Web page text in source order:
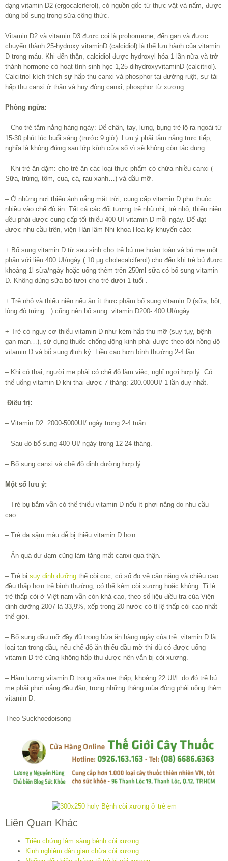
dạng vitamin D2 (ergocalciferol), có nguồn gốc từ thực vật và nấm, được
dùng bổ sung trong sữa công thức.
Vitamin D2 và vitamin D3 được coi là prohormone, đến gan và được
chuyển thành 25-hydroxy vitaminD (calcidiol) là thể lưu hành của vitamin
D trong máu. Khi đến thận, calcidiol được hydroxyl hóa 1 lần nữa và trở
thành hormone có hoạt tính sinh học 1,25-dihydroxyvitaminD (calcitriol).
Calcitriol kích thích sự hấp thu canxi và phosphor tại đường ruột, sự tái
hấp thu canxi ở thận và huy động canxi, phosphor từ xương.
Phòng ngừa:
– Cho trẻ tắm nắng hàng ngày: Để chân, tay, lưng, bụng trẻ lộ ra ngoài từ
15-30 phút lúc buổi sáng (trước 9 giờ). Lưu ý phải tắm nắng trực tiếp,
nghĩa là không đứng sau lớp kính cửa sổ vì sẽ không còn tác dụng.
– Khi trẻ ăn dặm: cho trẻ ăn các loại thực phẩm có chứa nhiều canxi (
Sữa, trứng, tôm, cua, cá, rau xanh…) và dầu mỡ.
– Ở những nơi thiếu ánh nắng mặt trời, cung cấp vitamin D phụ thuộc
nhiều vào chế độ ăn. Tất cả các đối tượng trẻ nhũ nhi, trẻ nhỏ, thiếu niên
đều phải được cung cấp tối thiểu 400 UI vitamin D mỗi ngày. Để đạt
được nhu cầu trên, viện Hàn lâm Nhi khoa Hoa kỳ khuyến cáo:
+ Bổ sung vitamin D từ sau sinh cho trẻ bú mẹ hoàn toàn và bú mẹ một
phần với liều 400 UI/ngày ( 10 µg cholecalciferol) cho đến khi trẻ bú được
khoảng 1l sữa/ngày hoặc uống thêm trên 250ml sữa có bổ sung vitamin
D. Không dùng sữa bò tươi cho trẻ dưới 1 tuổi .
+ Trẻ nhỏ và thiếu niên nếu ăn ít thực phẩm bổ sung vitamin D (sữa, bột,
lòng đỏ trứng…) cũng nên bổ sung vitamin D200- 400 UI/ngày.
+ Trẻ có nguy cơ thiếu vitamin D như kém hấp thu mỡ (suy tụy, bệnh
gan mạn…), sử dụng thuốc chống động kinh phải được theo dõi nồng độ
vitamin D và bổ sung định kỳ. Liều cao hơn bình thường 2-4 lần.
– Khi có thai, người mẹ phải có chế độ làm việc, nghỉ ngơi hợp lý. Có
thể uống vitamin D khi thai được 7 tháng: 200.000UI/ 1 lần duy nhất.
Điều trị:
– Vitamin D2: 2000-5000UI/ ngày trong 2-4 tuần.
– Sau đó bổ sung 400 UI/ ngày trong 12-24 tháng.
– Bổ sung canxi và chế độ dinh dưỡng hợp lý.
Một số lưu ý:
– Trẻ bụ bẫm vẫn có thể thiếu vitamin D nếu ít phơi nắng do nhu cầu
cao.
– Trẻ da sậm màu dễ bị thiếu vitamin D hơn.
– Ăn quá dư đạm cũng làm tăng mất canxi qua thận.
– Trẻ bị suy dinh dưỡng thể còi cọc, có số đo về cân nặng và chiều cao
đều thấp hơn trẻ bình thường, có thể kèm còi xương hoặc không. Tỉ lệ
trẻ thấp còi ở Việt nam vẫn còn khá cao, theo số liệu điều tra của Viện
dinh dưỡng 2007 là 33,9%, xếp trong 20 nước có tỉ lệ thấp còi cao nhất
thế giới.
– Bổ sung dầu mỡ đầy đủ trong bữa ăn hàng ngày của trẻ: vitamin D là
loại tan trong dầu, nếu chế độ ăn thiếu dầu mỡ thì dù có được uống
vitamin D trẻ cũng không hấp thu được nên vẫn bị còi xương.
– Hàm lượng vitamin D trong sữa mẹ thấp, khoảng 22 UI/l. do đó trẻ bú
mẹ phải phơi nắng đều đặn, trong những tháng mùa đông phải uống thêm
vitamin D.
Theo Suckhoedoisong
Liên Quan Khác
Triệu chứng lâm sàng bệnh còi xương
Kinh nghiệm dân gian chữa còi xương